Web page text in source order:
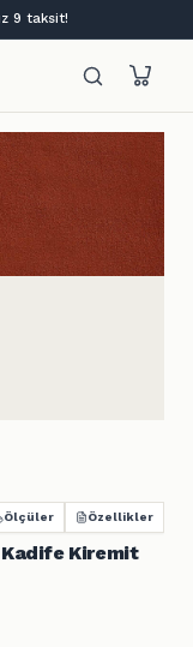
%10
Ölçüler Özellikler
Kadife Kiremit